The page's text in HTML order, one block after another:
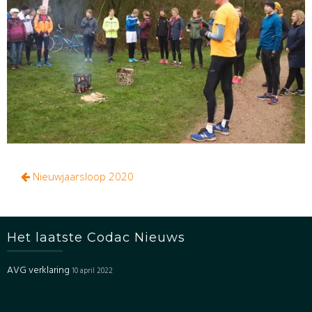
Bericht
Nieuwjaarsloop 2020
Het laatste Codac Nieuws
AVG verklaring 10 april 2022